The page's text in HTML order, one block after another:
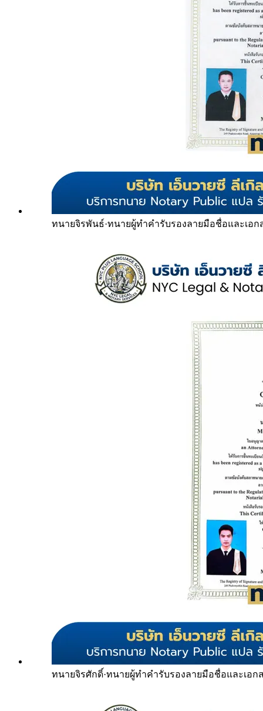
ทนายจิรพันธ์·ทนายผู้ทำคำรับรองลายมือชื่อและเอก
ทนายจิรศักดิ์·ทนายผู้ทำคำรับรองลายมือชื่อและเอก